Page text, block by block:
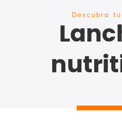
Descubra